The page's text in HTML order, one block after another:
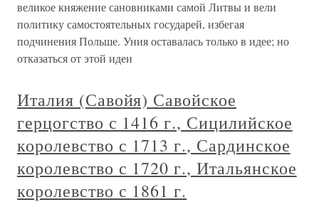
великое княжение сановниками самой Литвы и вели
политику самостоятельных государей, избегая
подчинения Польше. Уния оставалась только в идее; но
отказаться от этой идеи
Италия (Савойя) Савойское
герцогство с 1416 г., Сицилийское
королевство с 1713 г., Сардинское
королевство с 1720 г., Итальянское
королевство с 1861 г.